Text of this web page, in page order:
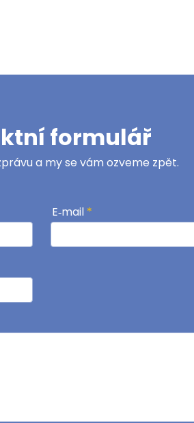
formulář
a my se vám ozveme zpět.
E‑mail